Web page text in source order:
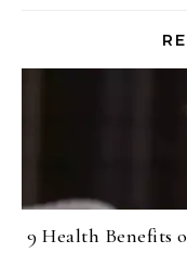
9 Health Benefits